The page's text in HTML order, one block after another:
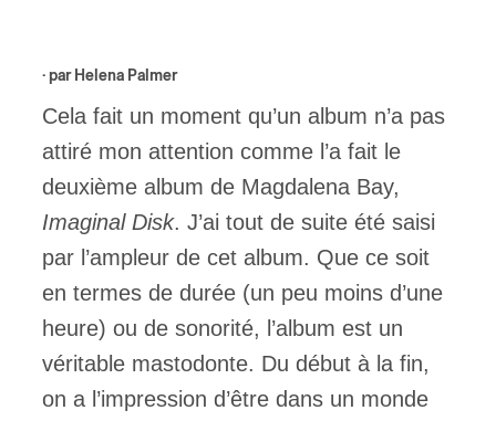
· par Helena Palmer
Cela fait un moment qu’un album n’a pas
attiré mon attention comme l’a fait le
deuxième album de Magdalena Bay,
Imaginal Disk. J’ai tout de suite été saisi
par l’ampleur de cet album. Que ce soit
en termes de durée (un peu moins d’une
heure) ou de sonorité, l’album est un
véritable mastodonte. Du début à la fin,
on a l’impression d’être dans un monde